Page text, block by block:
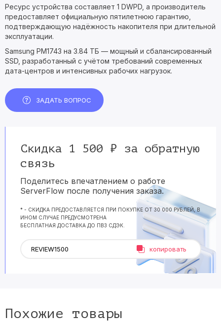
Ресурс устройства составляет 1 DWPD, а производитель
предоставляет официальную пятилетнюю гарантию,
подтверждающую надёжность накопителя при длительной
эксплуатации.
Samsung PM1743 на 3.84 ТБ — мощный и сбалансированный
SSD, разработанный с учётом требований современных
дата-центров и интенсивных рабочих нагрузок.
ЗАДАТЬ ВОПРОС
Скидка 1 500 ₽ за обратную
связь
Поделитесь впечатлением о работе
ServerFlow после получения заказа.
* - СКИДКА ПРЕДОСТАВЛЯЕТСЯ ПРИ ПОКУПКЕ ОТ 30 000 РУБЛЕЙ, В
ИНОМ СЛУЧАЕ ПРЕДУСМОТРЕНА
БЕСПЛАТНАЯ ДОСТАВКА ДО ПВЗ СДЭК.
копировать
Похожие товары